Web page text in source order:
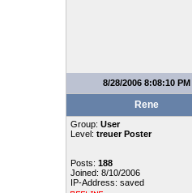
8/28/2006 8:08:10 PM
Rene
Group: User
Level: treuer Poster
Posts: 188
Joined: 8/10/2006
IP-Address: saved